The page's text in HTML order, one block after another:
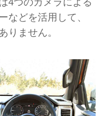
などを活用して、
りません。